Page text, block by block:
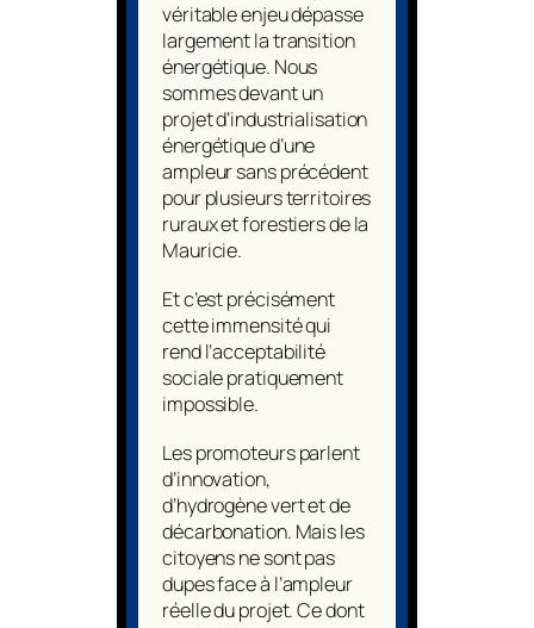
véritable enjeu dépasse
largement la transition
énergétique. Nous
sommes devant un
projet d’industrialisation
énergétique d’une
ampleur sans précédent
pour plusieurs territoires
ruraux et forestiers de la
Mauricie.
Et c’est précisément
cette immensité qui
rend l’acceptabilité
sociale pratiquement
impossible.
Les promoteurs parlent
d’innovation,
d’hydrogène vert et de
décarbonation. Mais les
citoyens ne sont pas
dupes face à l’ampleur
réelle du projet. Ce dont